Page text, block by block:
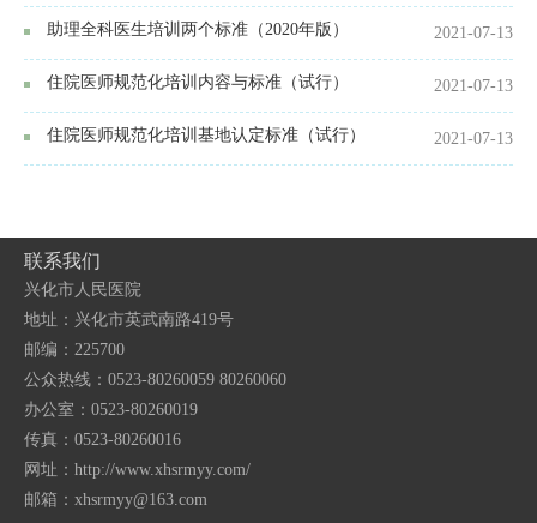
助理全科医生培训两个标准（2020年版） 2021-07-13
住院医师规范化培训内容与标准（试行） 2021-07-13
住院医师规范化培训基地认定标准（试行） 2021-07-13
联系我们
兴化市人民医院
地址：兴化市英武南路419号
邮编：225700
公众热线：0523-80260059 80260060
办公室：0523-80260019
传真：0523-80260016
网址：http://www.xhsrmyy.com/
邮箱： xhsrmyy@163.com